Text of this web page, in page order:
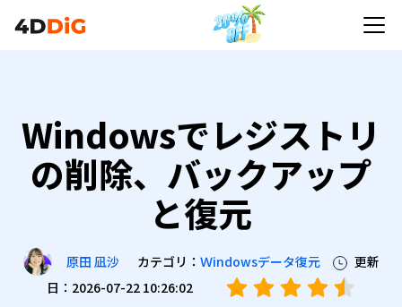
Windowsでレジストリ
の削除、バックアップ
と復元
原田 凪沙 カテゴリ： Ｗindowsデータ復元
更新
日：2026-07-22 10:26:02